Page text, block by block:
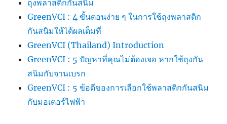
ถุงพลาสติกกันสนิม
GreenVCI : 4 ขั้นตอนง่าย ๆ ในการใช้ถุงพลาสติก
กันสนิมให้ได้ผลเต็มที่
GreenVCI (Thailand) Introduction
GreenVCI : 5 ปัญหาที่คุณไม่ต้องเจอ หากใช้ถุงกัน
สนิมกับจานเบรก
GreenVCI : 5 ข้อดีของการเลือกใช้พลาสติกกันสนิม
กับมอเตอร์ไฟฟ้า